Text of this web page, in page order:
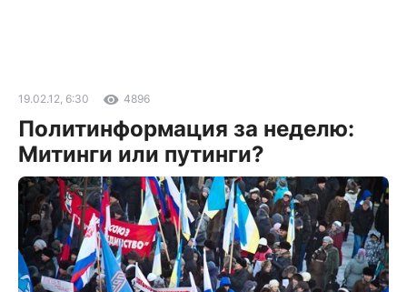
19.02.12, 6:30 4896
Политинформация за неделю:
Митинги или путинги?